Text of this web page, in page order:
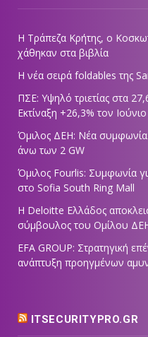
Η Τράπεζα Κρήτης, ο
χάθηκαν στα βιβλία
Η νέα σειρά foldables της
ΠΣΕ: Υψηλό τριετίας στα
Εκτίναξη +26,3% τον Ιούνιο
Όμιλος ΔΕΗ: Νέα
άνω των 2 GW
Όμιλος Fourlis: Συμφωνία
στο Sofia South Ring Mall
Η Deloitte Ελλάδος
σύμβουλος του Ομίλου
EFA GROUP: Στρατηγική
ανάπτυξη προηγμένων
ITSECURITYPRO.GR